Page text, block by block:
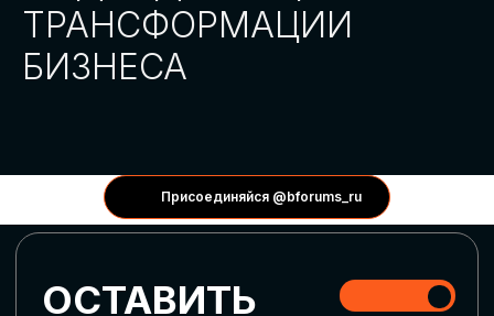
Присоединяйся @bforums_ru
ГЛОБАЛЬНАЯ
ЦИФРОВИЗАЦИЯ
актуальных трендов глобальной цифровой
трансформации. Узнаем о новых подходах